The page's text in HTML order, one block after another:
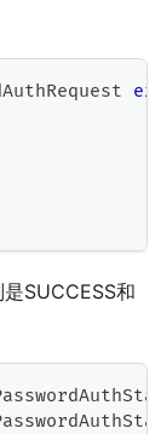
SUCCESS和